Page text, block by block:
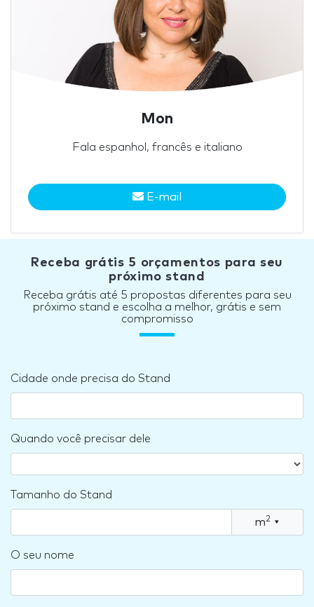
Mon
Fala espanhol, francês e italiano
E-mail
Receba grátis 5 orçamentos para seu
próximo stand
Receba grátis até 5 propostas diferentes para seu
próximo stand e escolha a melhor, grátis e sem
compromisso
Cidade onde precisa do Stand
Quando você precisar dele
Tamanho do Stand
m2 ▾
O seu nome